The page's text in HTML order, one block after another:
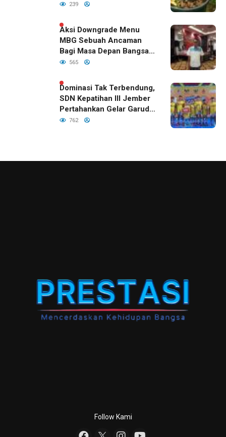
Hijau di Era Kepemimpinan
239
Aksi Downgrade Menu
MBG Sebuah Ancaman
Bagi Masa Depan Bangsa
Indonesia
565
Dominasi Tak Terbendung,
SDN Kepatihan III Jember
Pertahankan Gelar Garuda
Cup 2026
762
Follow Kami